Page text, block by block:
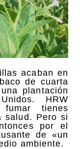
acaban en
de cuarta
plantación
HRW
tienes
salud. Pero si
por el
de «un
ambiente.